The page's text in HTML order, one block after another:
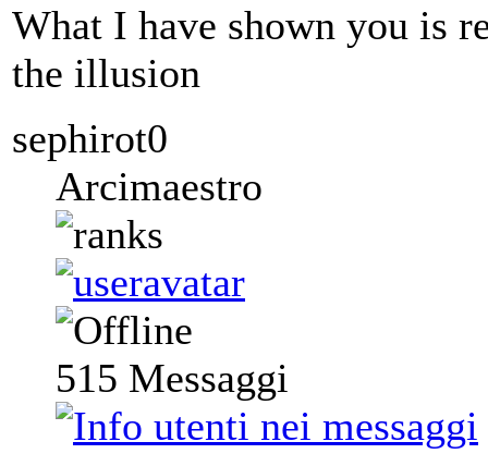
What I have shown you is
the illusion
sephirot0
Arcimaestro
515 Messaggi